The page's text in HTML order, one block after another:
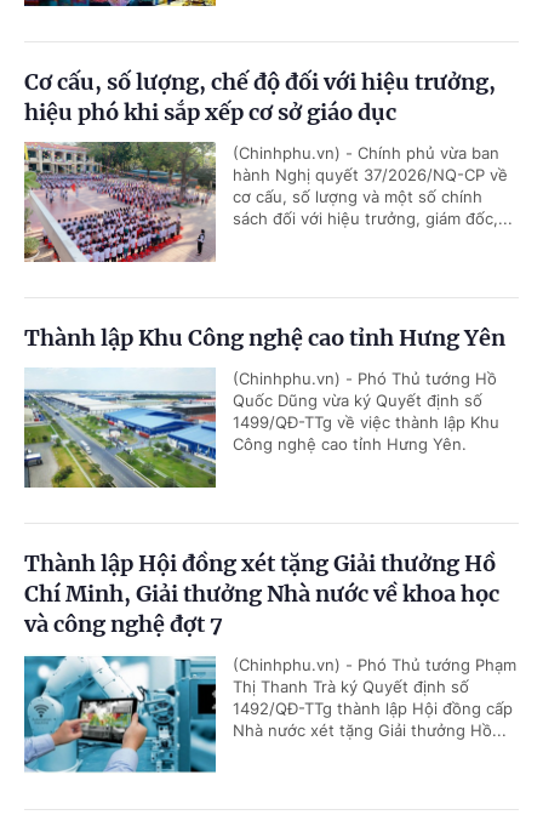
Cơ cấu, số lượng, chế độ đối với hiệu trưởng,
hiệu phó khi sắp xếp cơ sở giáo dục
(Chinhphu.vn) - Chính phủ vừa ban
hành Nghị quyết 37/2026/NQ-CP về
cơ cấu, số lượng và một số chính
sách đối với hiệu trưởng, giám đốc,...
Thành lập Khu Công nghệ cao tỉnh Hưng Yên
(Chinhphu.vn) - Phó Thủ tướng Hồ
Quốc Dũng vừa ký Quyết định số
1499/QĐ-TTg về việc thành lập Khu
Công nghệ cao tỉnh Hưng Yên.
Thành lập Hội đồng xét tặng Giải thưởng Hồ
Chí Minh, Giải thưởng Nhà nước về khoa học
và công nghệ đợt 7
(Chinhphu.vn) - Phó Thủ tướng Phạm
Thị Thanh Trà ký Quyết định số
1492/QĐ-TTg thành lập Hội đồng cấp
Nhà nước xét tặng Giải thưởng Hồ...